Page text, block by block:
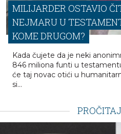
MILIJARDER OSTAVIO
NEJMARU U
KOME DRUGOM?
Kada čujete da je neki
si...